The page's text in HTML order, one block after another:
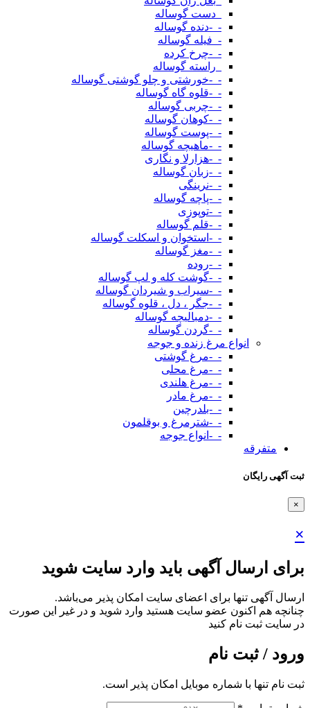
_دست گوساله
-_-دنده گوساله
-_فیله گوساله
-_-چرخ کرده
_راسته گوساله
-_-خورشتی و چلو گوشتی گوساله
-_-قلوه گاه گوساله
-_-چربی گوساله
-_-کوهان گوساله
-_-پوست گوساله
-_-ماهیچه گوساله
-_-هزارلا و نگاری
-_-زبان گوساله
-_-نرینگی
-_-پاچه گوساله
-_-توپوزی
-_-قلم گوساله
-_-استخوان و اسکلت گوساله
-_-مغز گوساله
-_-روده
-_-گوشت کله و لپ گوساله
-_-سیراب و شیردان گوساله
-_-جگر ، دل ، قلوه گوساله
-_-دمبالیچه گوساله
-_-گردن گوساله
انواع مرغ زنده و جوجه
-_-مرغ گوشتی
-_-مرغ محلی
-_-مرغ هلندی
-_-مرغ مادر
-_-بلدرچین
-_-شترمرغ و بوقلمون
-_-انواع جوجه
متفرقه
ثبت آگهی رایگان
×
×
برای ارسال آگهی باید وارد سایت شوید
ارسال آگهی تنها برای اعضای سایت امکان پذیر می‌باشد.
چنانچه هم‌ اکنون عضو سایت هستید وارد شوید و در غیر این صورت
در سایت ثبت نام کنید
ورود / ثبت نام
ثبت نام تنها با شماره موبایل امکان پذیر است.